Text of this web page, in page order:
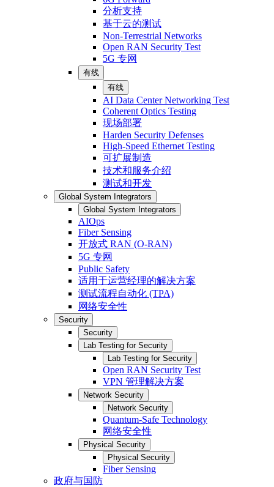
分析支持
基于云的测试
Non-Terrestrial Networks
Open RAN Security Test
5G 专网
有线
有线
AI Data Center Networking Test
Coherent Optics Testing
现场部署
Harden Security Defenses
High-Speed Ethernet Testing
可扩展制造
技术和服务介绍
测试和开发
Global System Integrators
Global System Integrators
AIOps
Fiber Sensing
开放式 RAN (O-RAN)
5G 专网
Public Safety
适用于运营经理的解决方案
测试流程自动化 (TPA)
网络安全性
Security
Security
Lab Testing for Security
Lab Testing for Security
Open RAN Security Test
VPN 管理解决方案
Network Security
Network Security
Quantum-Safe Technology
网络安全性
Physical Security
Physical Security
Fiber Sensing
政府与国防